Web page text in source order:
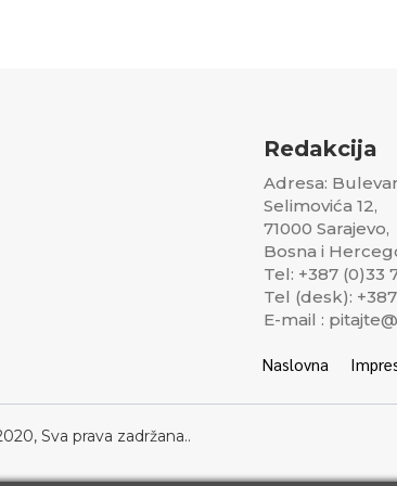
Redakcija
Adresa:
Selimovića 12,
71000 Sarajevo,
Bosna i
Tel: +387 (0)33
Tel (desk):
E-mail :
Naslovna
Sva prava zadržana..